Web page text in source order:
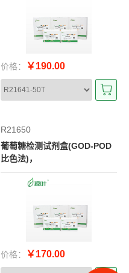
价格： ￥190.00
R21650
葡萄糖检测试剂盒(GOD-POD
比色法)，
价格： ￥170.00